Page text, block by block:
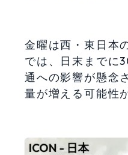
金曜は西・東日本
では、日末までに
通への影響が懸念
量が増える可能性